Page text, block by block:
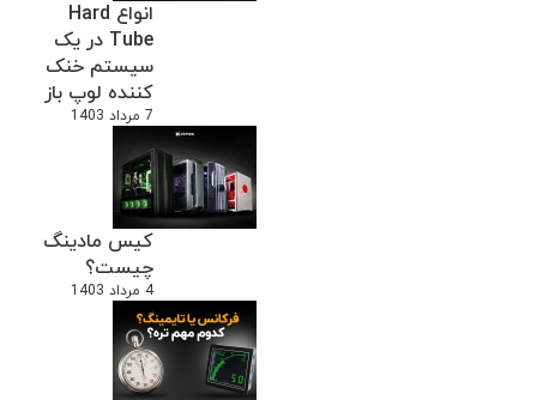
انواع Hard
Tube در یک
سیستم خنک
کننده لوپ باز
7 مرداد 1403
کیس مادینگ
چیست؟
4 مرداد 1403